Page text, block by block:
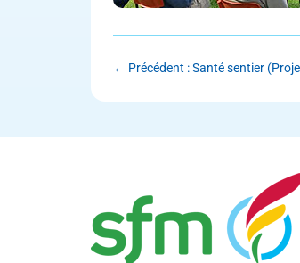
← Précédent : Santé sentier